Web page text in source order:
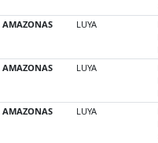
AMAZONAS LUYA
AMAZONAS LUYA
AMAZONAS LUYA